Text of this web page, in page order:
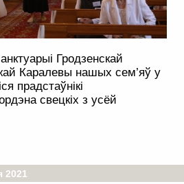
Гродзенскай
Каралевы нашых сем’яў у
прадстаўнікі
свецкіх з усёй
2021